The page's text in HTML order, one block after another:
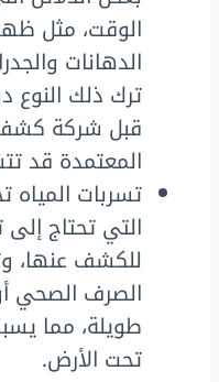
الوقت، مثل
الدهانات
ترك ذلك النوع
قبل شركة كشف
المعتمدة قد
تسربات
التي تحتاج
للكشف عنها،
الصرف الصحي
طويلة، مما
تحت الأرض.